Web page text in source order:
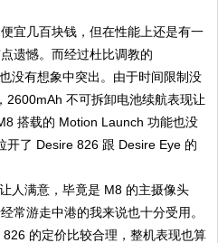
宜几百块钱，但在性能上还是有一
遗憾。而经过杜比调教的
没有想象中突出。由于时间限制没
2600mAh 不可拆卸电池续航表现让
搭载的 Motion Launch 功能也没
开了 Desire 826 跟 Desire Eye 的
人满意，毕竟是 M8 的主摄像头
常游走中港的我来说也十分受用。
的定价比较合理，整机表现也算